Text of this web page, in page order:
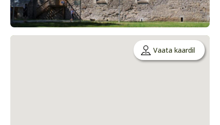
Vaata kaardil